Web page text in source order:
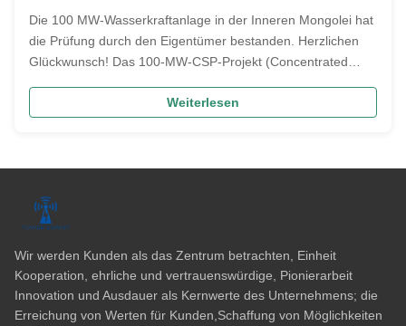
Die 100 MW-Wasserkraftanlage in der Inneren Mongolei hat
die Prüfung durch den Eigentümer bestanden. Herzlichen
Glückwunsch! Das 100-MW-CSP-Projekt (Concentrated
Meilenstein. Im Gegensatz zu Photovoltaikprojekten umfasst
Weiterlesen
Wir werden Kunden als das Zentrum betrachten, Einheit
Kooperation, ehrliche und vertrauenswürdige, Pionierarbeit
Innovation und Ausdauer als Kernwerte des Unternehmens; die
Erreichung von Werten für Kunden,Schaffung von Möglichkeiten